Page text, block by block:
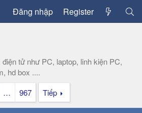
Đăng nhập Register
tử như PC, laptop, linh kiện PC,
hd box ....
… 967 Tiếp